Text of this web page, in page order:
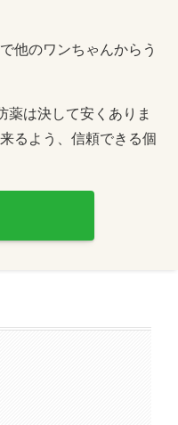
他のワンちゃんからう
薬は決して安くありま
るよう、信頼できる個